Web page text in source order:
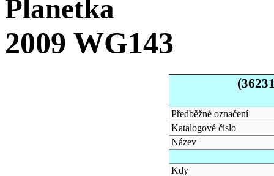
Planetka
2009 WG143
Předběžné označení
Katalogové číslo
Název
Kdy